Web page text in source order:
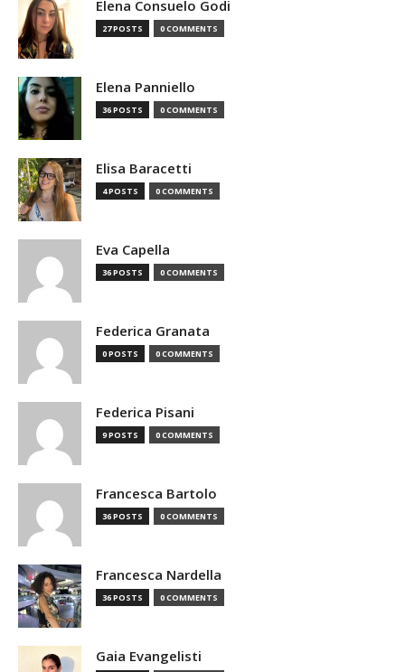
Elena Consuelo Godi
27 POSTS 0 COMMENTS
Elena Panniello
36 POSTS 0 COMMENTS
Elisa Baracetti
4 POSTS 0 COMMENTS
Eva Capella
36 POSTS 0 COMMENTS
Federica Granata
0 POSTS 0 COMMENTS
Federica Pisani
9 POSTS 0 COMMENTS
Francesca Bartolo
36 POSTS 0 COMMENTS
Francesca Nardella
36 POSTS 0 COMMENTS
Gaia Evangelisti